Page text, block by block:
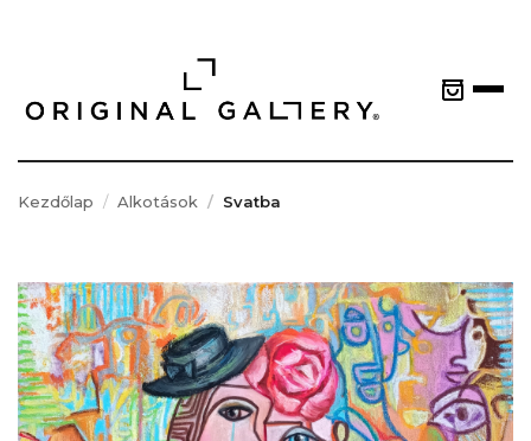
Kezdőlap Alkotások Svatba